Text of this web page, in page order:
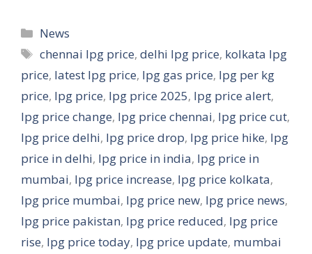
Categories
News
Tags
chennai lpg price,delhi lpg price, kolkata lpg
price, latest lpg price, lpg gas price, lpg per kg
price, lpg price, lpg price 2025, lpg price alert,
lpg price change, lpg price chennai, lpg price cut,
lpg price delhi, lpg price drop, lpg price hike, lpg
price in delhi, lpg price in india, lpg price in
mumbai, lpg price increase, lpg price kolkata,
lpg price mumbai, lpg price new, lpg price news,
lpg price pakistan, lpg price reduced, lpg price
rise, lpg price today, lpg price update, mumbai